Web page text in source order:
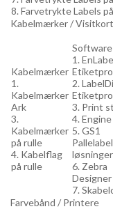
8. Farvetrykte Labels
Kabelmærker /
Kabelmærker
1.
Kabelmærker
Ark
3.
Kabelmærker
på rulle
4. Kabelflag
på rulle
Software
1.
2.
3. Print
4. Engine
5. GS1
Pallelabel
løsninger
6. Zebra
Designer
7.
Farvebånd / Printere